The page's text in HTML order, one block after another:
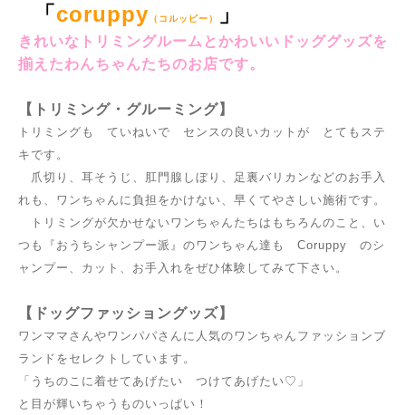
「coruppy （コルッピー） 」
きれいなトリミングルームとかわいいドッググッズを
揃えたわんちゃんたちのお店です。
【トリミング・グルーミング】
トリミングも ていねいで センスの良いカットが とてもステ
キです。
爪切り、耳そうじ、肛門腺しぼり、足裏バリカンなどのお手入
れも、ワンちゃんに負担をかけない、早くてやさしい施術です。
トリミングが欠かせないワンちゃんたちはもちろんのこと、い
つも『おうちシャンプー派』のワンちゃん達も Coruppy のシ
ャンプー、カット、お手入れをぜひ体験してみて下さい。
【ドッグファッショングッズ】
ワンママさんやワンパパさんに人気のワンちゃんファッションブ
ランドをセレクトしています。
「うちのこに着せてあげたい つけてあげたい♡」
と目が輝いちゃうものいっぱい！